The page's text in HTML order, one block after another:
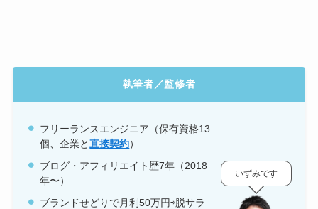
執筆者／監修者
フリーランスエンジニア（保有資格13
個、企業と直接契約）
ブログ・アフィリエイト歴7年（2018
年〜）
ブランドせどりで月利50万円⇨脱サラ
いずみです